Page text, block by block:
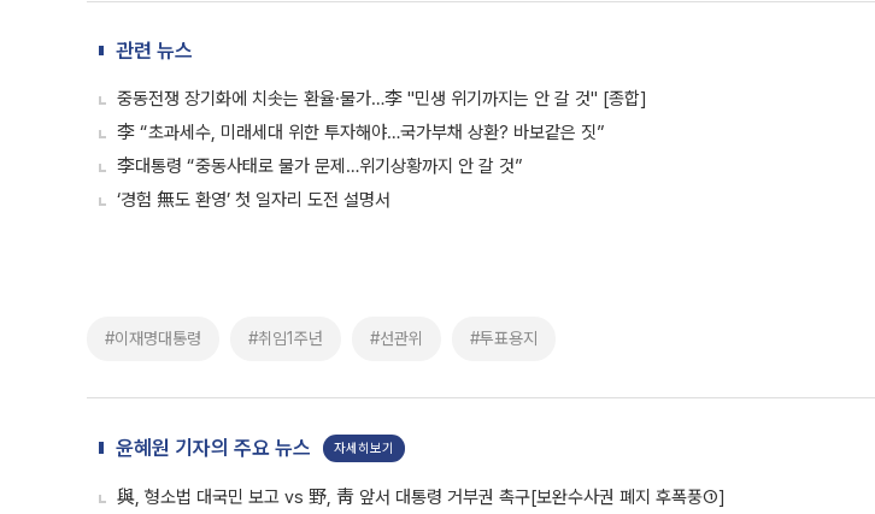
관련 뉴스
중동전쟁 장기화에 치솟는 환율·물가…李 "민생 위기까지는 안 갈 것" [종합]
李 “초과세수, 미래세대 위한 투자해야…국가부채 상환? 바보같은 짓”
李대통령 “중동사태로 물가 문제…위기상황까지 안 갈 것”
‘경험 無도 환영’ 첫 일자리 도전 설명서
#이재명대통령 #취임1주년 #선관위 #투표용지
윤혜원 기자의 주요 뉴스 자세히보기
與, 형소법 대국민 보고 vs 野, 靑 앞서 대통령 거부권 촉구[보완수사권 폐지 후폭풍①]